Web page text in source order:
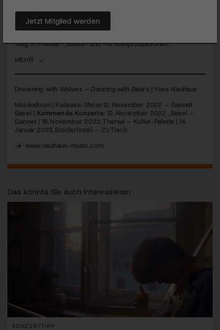
klassischer Ausbildung kreiert neoklassizistisch anmutende
Song. Loops mit Violine, Kontrabass, Synthesizer,
Drumcomputer und diversen Effekten prägen seine
Weg in Theater-, Ballett- und Fernsehproduktionen.
MEHR
Dreaming with Wolves – Dancing with Bears | Yves Neuhaus
Musikalbum | Release-Show: 12. November 2022 – Gannet
Basel | Kommende Konzerte: 12. November 2022 , Basel –
Gannet | 18. November 2022, Therwil – Kultur-Palette | 14.
Januar 2023, Bischofszell – Zu Tisch
www.neuhaus-music.com
Das könnte Sie auch interessieren
KONZERTTIPP
Jetzt Mitglied werden